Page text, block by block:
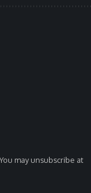
may unsubscribe at